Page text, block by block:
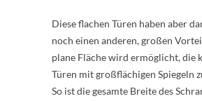
Diese flachen Türen haben aber
noch einen anderen, großen
plane Fläche wird ermöglicht, die
Türen mit großflächigen Spiegeln
So ist die gesamte Breite des